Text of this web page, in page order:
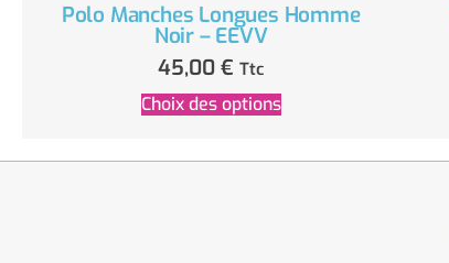
Polo Manches Longues Homme
Noir – EEVV
45,00€ Ttc
Choix des options